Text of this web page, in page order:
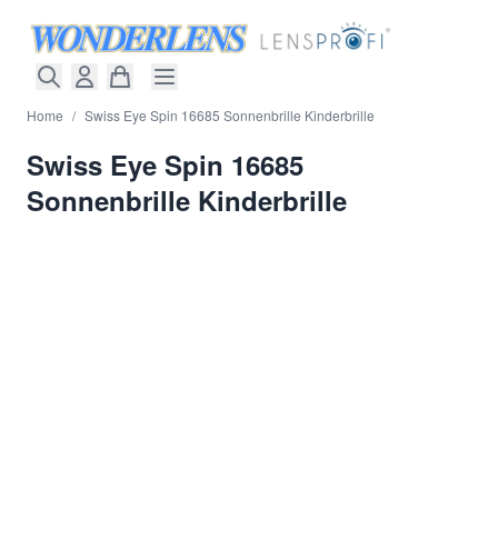
Home / Swiss Eye Spin 16685 Sonnenbrille Kinderbrille
Swiss Eye Spin 16685
Sonnenbrille Kinderbrille